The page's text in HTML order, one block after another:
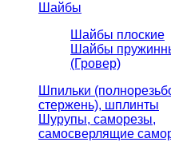
Шайбы
Шайбы плоские
Шайбы
(Гровер)
Шпильки
стержень), шплинты
Шурупы, саморезы,
самосверлящие